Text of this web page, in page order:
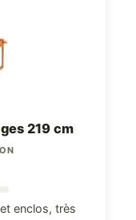
219 cm
enclos, très